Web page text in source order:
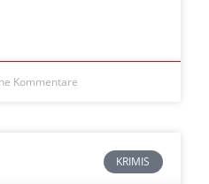
Kommentare
KRIMIS